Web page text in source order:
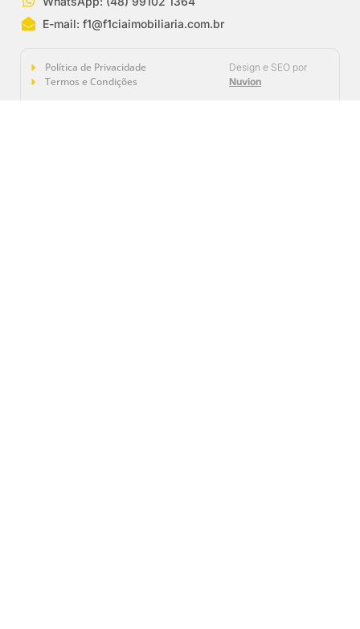
E-mail:f1@f1ciaimobiliaria.com.br
Política de Privacidade
Termos e Condições
Design e SEO por
Nuvion